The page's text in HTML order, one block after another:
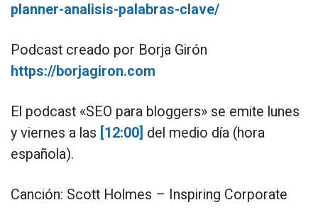
planner-analisis-palabras-clave/
Podcast creado por Borja Girón
https://borjagiron.com
El podcast «SEO para bloggers» se emite lunes
y viernes a las [12:00] del medio día (hora
española).
Canción: Scott Holmes – Inspiring Corporate